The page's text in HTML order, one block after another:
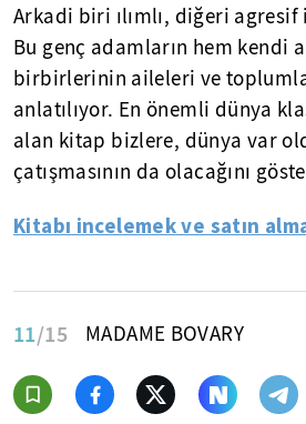
Arkadi biri ılımlı, diğeri agresif
Bu genç adamların hem kendi
birbirlerinin aileleri ve
anlatılıyor. En önemli dünya
alan kitap bizlere, dünya var
çatışmasının da olacağını
Kitabı incelemek ve satın
11/15 MADAME BOVARY